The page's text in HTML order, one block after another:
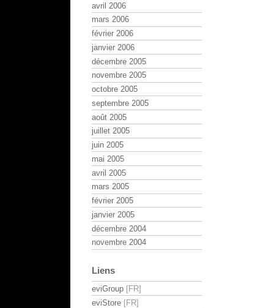
avril 2006
mars 2006
février 2006
janvier 2006
décembre 2005
novembre 2005
octobre 2005
septembre 2005
août 2005
juillet 2005
juin 2005
mai 2005
avril 2005
mars 2005
février 2005
janvier 2005
décembre 2004
novembre 2004
Liens
eviGroup
eviStore